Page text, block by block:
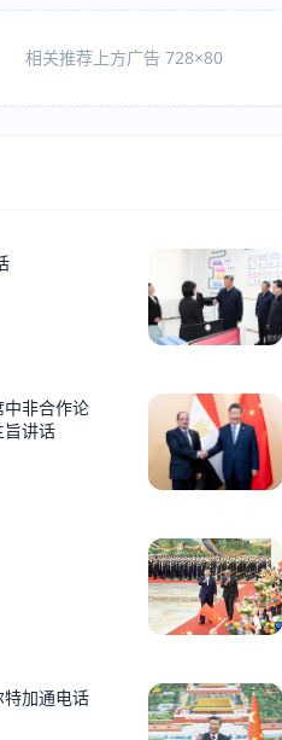
相关推荐上方广告 728×80
非合作论
旨讲话
加通电话